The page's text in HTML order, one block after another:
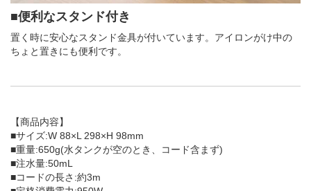
■便利なスタンド付き
置く時に安心なスタンド金具が付いています。アイロンがけ中の
ちょと置きにも便利です。
【商品内容】
■サイズ:W 88×L 298×H 98mm
■重量:650g(水タンクが空のとき、コード含まず)
■注水量:50mL
■コードの長さ:約3m